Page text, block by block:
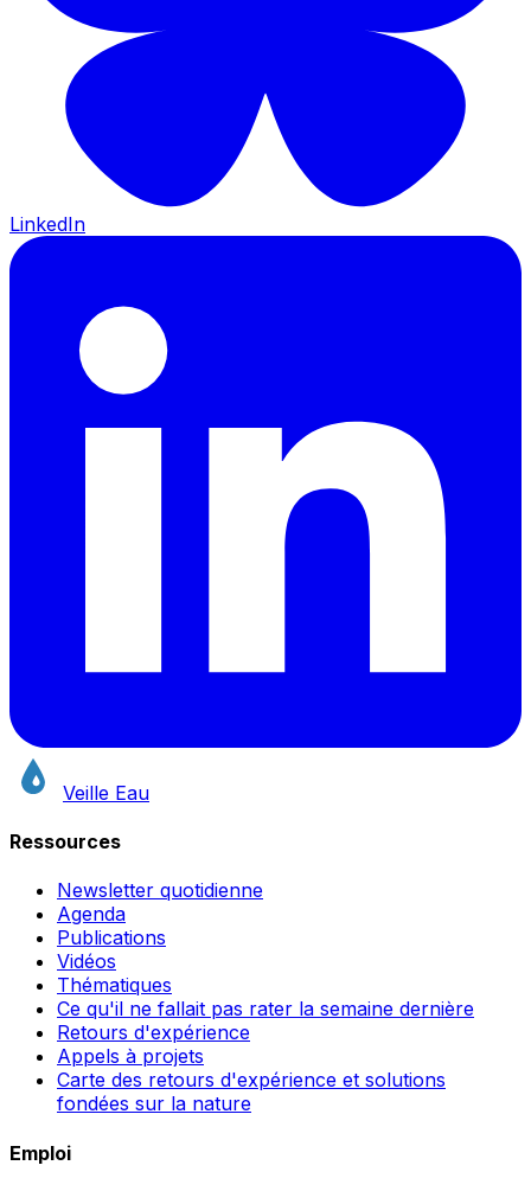
LinkedIn
Veille Eau
Ressources
Newsletter quotidienne
Agenda
Publications
Vidéos
Thématiques
Ce qu'il ne fallait pas rater la semaine dernière
Retours d'expérience
Appels à projets
Carte des retours d'expérience et solutions
fondées sur la nature
Emploi